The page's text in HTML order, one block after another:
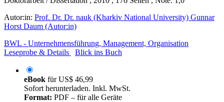
Autor:in: Prof. Dr. Dr. nauk (Kharkiv National University) Gunnar
Horst Daum (Autor:in)
BWL - Unternehmensführung, Management, Organisation
Leseprobe & Details
Blick ins Buch
eBook fürUS$ 46,99
Sofort herunterladen. Inkl. MwSt.
Format: PDF – für alle Geräte